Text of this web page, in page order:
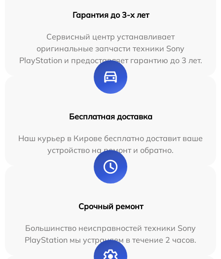
Гарантия до 3-х лет
Сервисный центр устанавливает
оригинальные запчасти техники Sony
PlayStation и предоставляет гарантию до 3 лет.
Бесплатная доставка
Наш курьер в Кирове бесплатно доставит ваше
устройство на ремонт и обратно.
Срочный ремонт
Большинство неисправностей техники Sony
PlayStation мы устраняем в течение 2 часов.